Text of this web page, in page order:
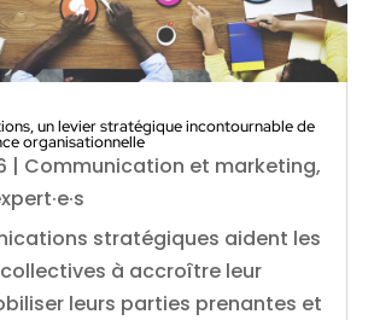
un levier stratégique incontournable de
organisationnelle
| Communication et marketing,
stratégiques aident les
à accroître leur
leurs parties prenantes et